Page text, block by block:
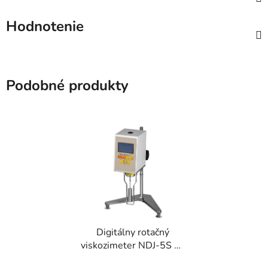
Hodnotenie
Podobné produkty
Digitálny rotačný
viskozimeter NDJ-5S na